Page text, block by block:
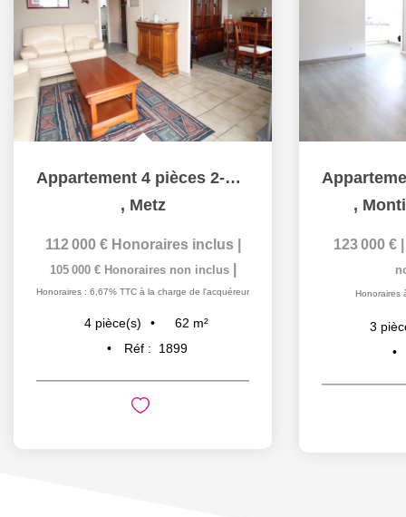
Appartement 4 pièces 2-3 chambres balcon cave à vendre à...
, Metz
112 000 € Honoraires inclus
105 000 € Honoraires non inclus
Honoraires : 6,67% TTC à la charge de l'acquéreur
4 pièce(s) 62 m²
Réf :
1899
,
123 000 €
Honoraires
3